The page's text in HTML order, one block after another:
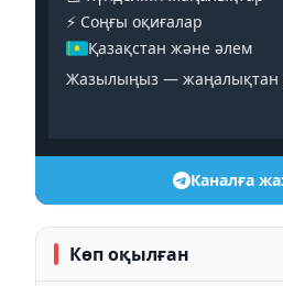
⚡️ Соңғы оқиғалар
Қазақстан және әлем
Жазылыңыз — жаңалықтан
Каналға
Көп оқылған